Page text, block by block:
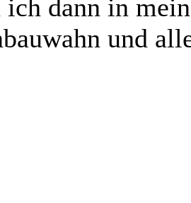
dann in
und